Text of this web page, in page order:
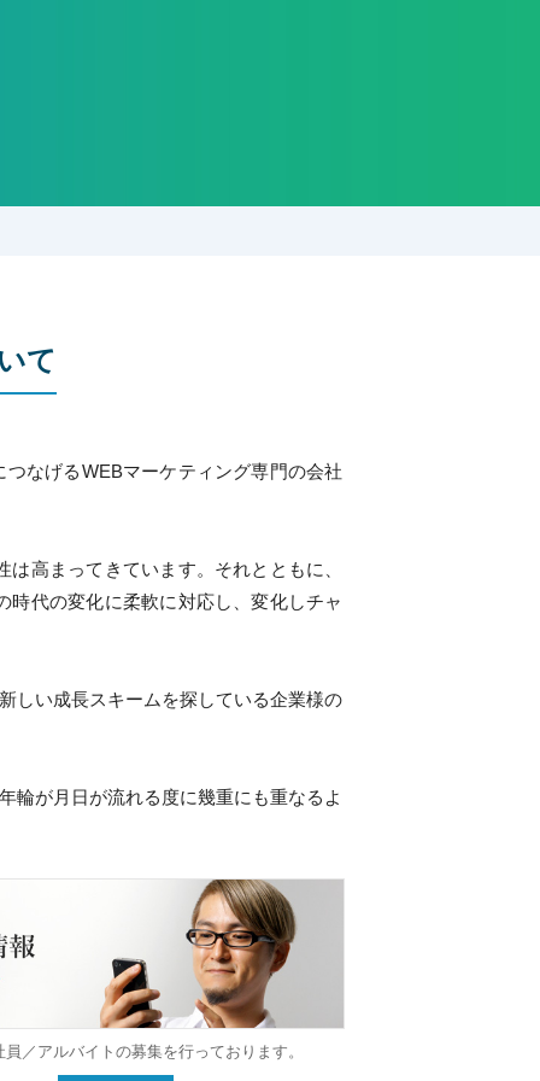
て
なげるWEBマーケティング専門の会社
高まってきています。それとともに、
時代の変化に柔軟に対応し、変化しチャ
しい成長スキームを探している企業様の
輪が月日が流れる度に幾重にも重なるよ
員／アルバイトの募集を行っております。